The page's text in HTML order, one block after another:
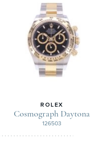
ROLEX
Cosmograph Daytona
126503